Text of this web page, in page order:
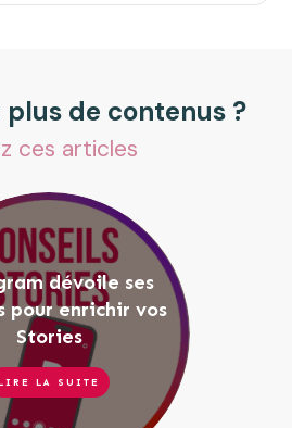
plus de contenus ?
ces articles
dévoile ses
pour enrichir vos
Stories
LA SUITE